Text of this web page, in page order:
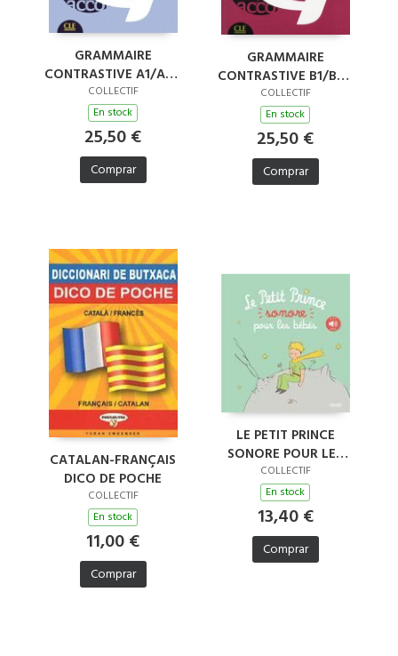
GRAMMAIRE
CONTRASTIVE A1/A2 -
PARA
HISPANOHABLANTES
COLLECTIF
En stock
25,50 €
Comprar
GRAMMAIRE
CONTRASTIVE B1/B2 -
HISPANOHABLANTES
COLLECTIF
En stock
25,50 €
Comprar
CATALAN-FRANÇAIS
DICO DE POCHE
COLLECTIF
En stock
11,00 €
Comprar
LE PETIT PRINCE
SONORE POUR LES
BEBES
COLLECTIF
En stock
13,40 €
Comprar